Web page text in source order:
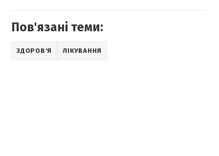
Пов'язані теми:
ЗДОРОВ'Я ЛІКУВАННЯ